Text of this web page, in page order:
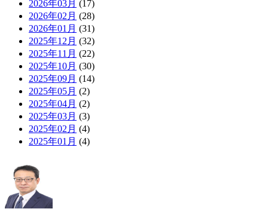
2026年03月 (17)
2026年02月 (28)
2026年01月 (31)
2025年12月 (32)
2025年11月 (22)
2025年10月 (30)
2025年09月 (14)
2025年05月 (2)
2025年04月 (2)
2025年03月 (3)
2025年02月 (4)
2025年01月 (4)